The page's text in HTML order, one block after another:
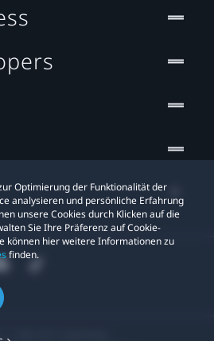
Optimierung der Funktionalität der
analysieren und persönliche Erfahrung
unsere Cookies durch Klicken auf die
Sie Ihre Präferenz auf Cookie-
können hier weitere Informationen zu
finden.